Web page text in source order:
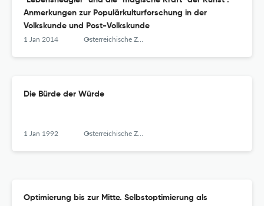
Anmerkungen zur Populärkulturforschung in der
Volkskunde und Post-Volkskunde
1 Jan 2014 Osterreichische Zeitschrift Fur Volkskunde
Die Bürde der Würde
1 Jan 1992 Osterreichische Zeitschrift Fur Volkskunde
Optimierung bis zur Mitte. Selbstoptimierung als